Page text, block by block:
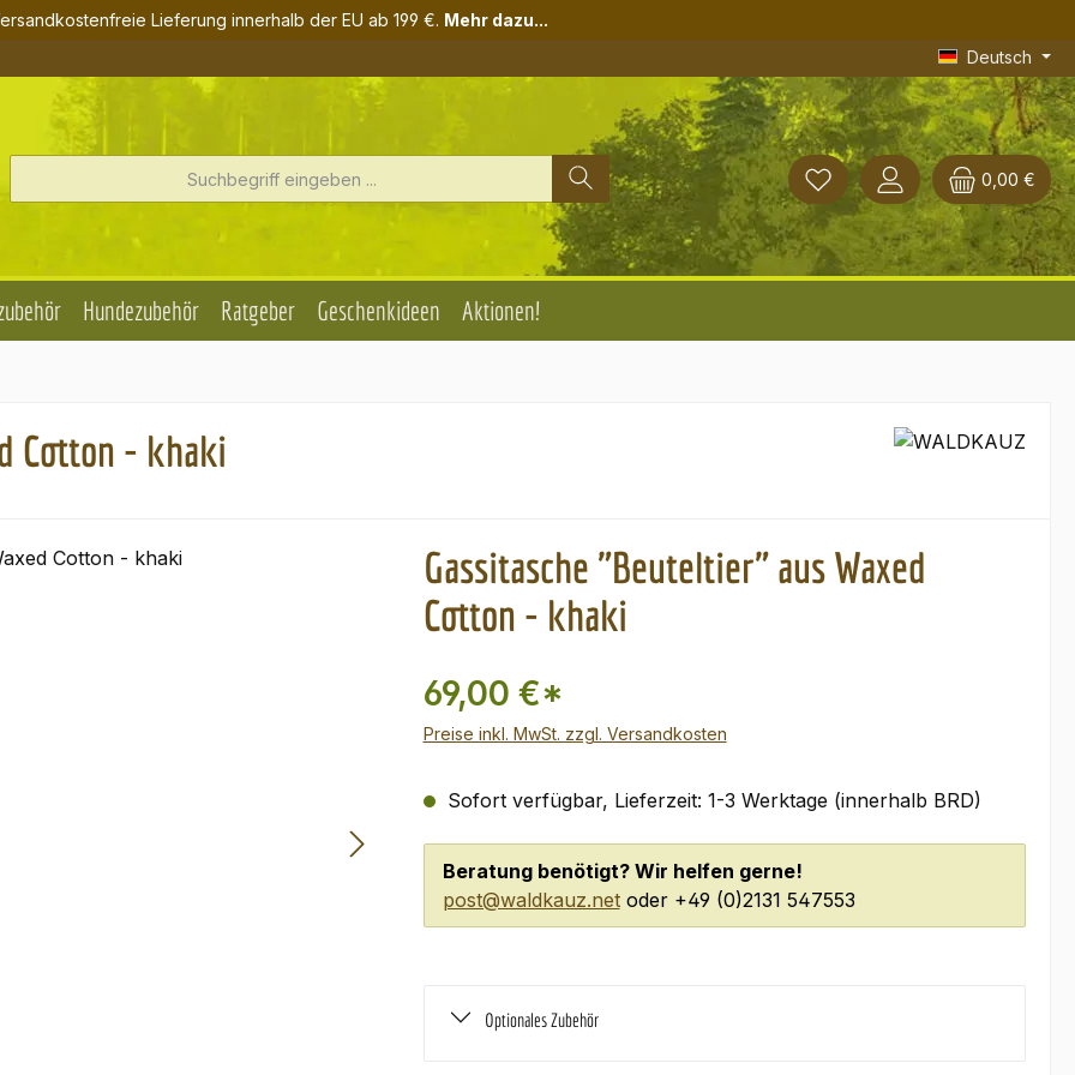
Lieferung innerhalb der EU ab 199 €. Mehr dazu...
Deutsch
0,00 €
Hundezubehör Ratgeber Geschenkideen Aktionen!
Cotton - khaki
Gassitasche "Beuteltier" aus Waxed
Cotton - khaki
69,00 €*
Preise inkl. MwSt. zzgl. Versandkosten
Sofort verfügbar, Lieferzeit: 1-3 Werktage (innerhalb BRD)
Beratung benötigt? Wir helfen gerne!
post@waldkauz.netoder +49 (0)2131 547553
Optionales Zubehör